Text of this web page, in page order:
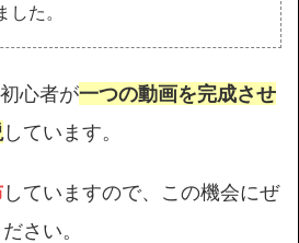
た。
心者が一つの動画を完成させ
しています。
していますので、この機会にぜ
さい。